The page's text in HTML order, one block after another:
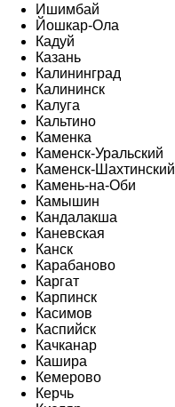
Ишимбай
Йошкар-Ола
Кадуй
Казань
Калининград
Калининск
Калуга
Кальтино
Каменка
Каменск-Уральский
Каменск-Шахтинский
Камень-на-Оби
Камышин
Кандалакша
Каневская
Канск
Карабаново
Каргат
Карпинск
Касимов
Каспийск
Качканар
Кашира
Кемерово
Керчь